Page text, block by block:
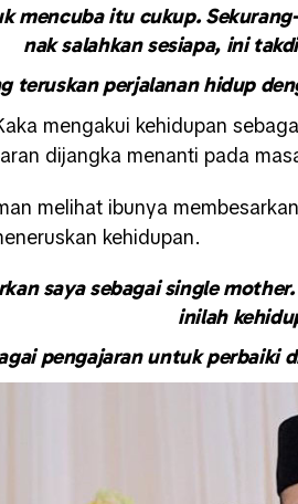
mencuba itu cukup.
nak salahkan sesiapa, ini
teruskan perjalanan hidup
mengakui kehidupan
dijangka menanti pada
melihat ibunya
kehidupan.
saya sebagai single
inilah
pengajaran untuk perbaiki